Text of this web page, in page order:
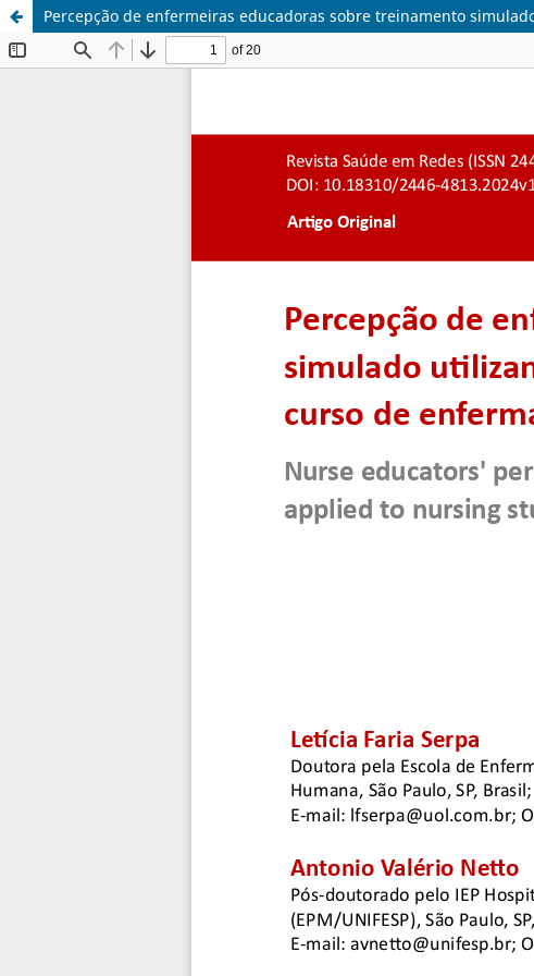
Percepção de enfermeiras educadoras sobre treinamento